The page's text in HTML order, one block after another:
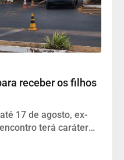
receber os filhos
17 de agosto, ex-
terá caráter